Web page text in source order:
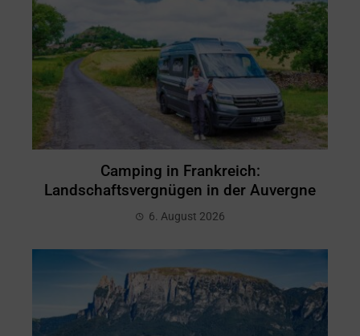
Camping in Frankreich:
Landschaftsvergnügen in der Auvergne
6. August 2026